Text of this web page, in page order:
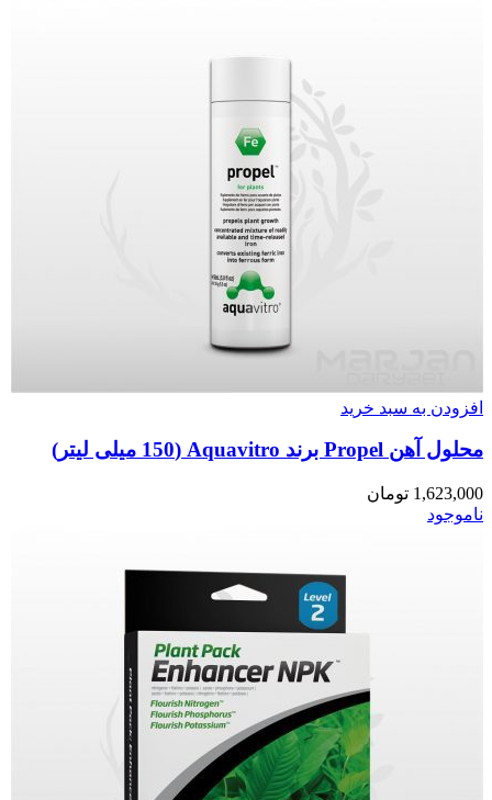
افزودن به سبد خرید
محلول آهن Propel برند Aquavitro (150 میلی لیتر)
1,623,000 تومان
ناموجود